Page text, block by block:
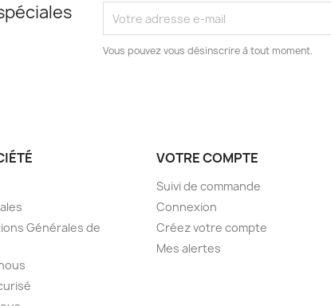
Vous pouvez vous désinscrire à tout moment.
Générales de
VOTRE COMPTE
Suivi de commande
Connexion
Créez votre compte
Mes alertes